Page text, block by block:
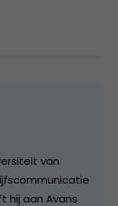
van
hij aan Avans